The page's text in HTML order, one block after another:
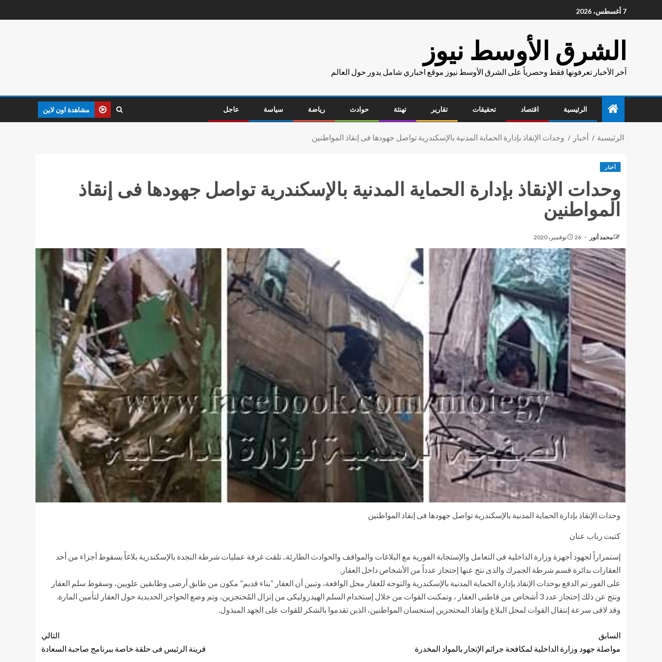
7 أغسطس، 2026
الشرق الأوسط نيوز
آخر الأخبار تعرفونها فقط وحصرياً على الشرق الأوسط نيوز موقع اخباري شامل يدور حول العالم
الرئيسية اقتصاد تحقيقات تقارير تهنئة حوادث رياضة سياسة عاجل مشاهدة اون لاين
الرئيسية أخبار وحدات الإنقاذ بإدارة الحماية المدنية بالإسكندرية تواصل جهودها فى إنقاذ المواطنين
أخبار
وحدات الإنقاذ بإدارة الحماية المدنية بالإسكندرية تواصل جهودها فى إنقاذ
المواطنين
محمد أنور 26 نوفمبر، 2020
وحدات الإنقاذ بإدارة الحماية المدنية بالإسكندرية تواصل جهودها فى إنقاذ المواطنين
كتبت رباب عنان
إستمراراً لجهود أجهزة وزارة الداخلية فى التعامل والإستجابة الفورية مع البلاغات والمواقف والحوادث الطارئة.. تلقت غرفة عمليات شرطة النجدة بالإسكندرية بلاغاً بسقوط أجزاء من أحد
العقارات بدائرة قسم شرطة الجمرك والذى نتج عنها إحتجاز عدداً من الأشخاص داخل العقار.
على الفور تم الدفع بوحدات الإنقاذ بإدارة الحماية المدنية بالإسكندرية والتوجه للعقار محل الواقعة، وتبين أن العقار “بناء قديم” مكون من طابق أرضى وطابقين علويين، وسقوط سلم العقار
ونتج عن ذلك إحتجاز عدد 3 أشخاص من قاطنى العقار ، وتمكنت القوات من خلال إستخدام السلم الهيدروليكى من إنزال المُحتجزين، وتم وضع الحواجز الحديدية حول العقار لتأمين المارة.
وقد لاقى سرعة إنتقال القوات لمحل البلاغ وإنقاذ المحتجزين إستحسان المواطنين، الذين تقدموا بالشكر للقوات على الجهد المبذول.
السابق
مواصلة جهود وزارة الداخلية لمكافحة جرائم الإتجار بالمواد المخدرة
التالي
قرينة الرئيس فى حلقة خاصة ببرنامج صاحبة السعادة